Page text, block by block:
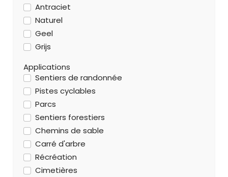
Antraciet
Naturel
Geel
Grijs
Applications
Sentiers de randonnée
Pistes cyclables
Parcs
Sentiers forestiers
Chemins de sable
Carré d'arbre
Récréation
Cimetières